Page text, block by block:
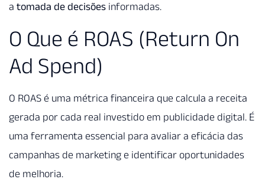
a tomada de decisões informadas.
O Que é ROAS (Return On
Ad Spend)
O ROAS é uma métrica financeira que calcula a receita
gerada por cada real investido em publicidade digital. É
uma ferramenta essencial para avaliar a eficácia das
campanhas de marketing e identificar oportunidades
de melhoria.